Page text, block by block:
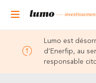
Lumo est
d’Enerfip, au
responsable